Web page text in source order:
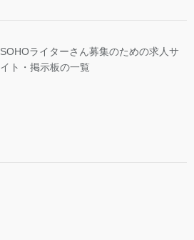
SOHOライターさん募集のための求人サ
イト・掲示板の一覧